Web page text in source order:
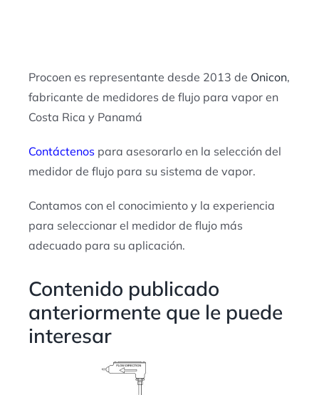
Procoen es representante desde 2013 de Onicon,
fabricante de medidores de flujo para vapor en
Costa Rica y Panamá
Contáctenos para asesorarlo en la selección del
medidor de flujo para su sistema de vapor.
Contamos con el conocimiento y la experiencia
para seleccionar el medidor de flujo más
adecuado para su aplicación.
Contenido publicado
anteriormente que le puede
interesar